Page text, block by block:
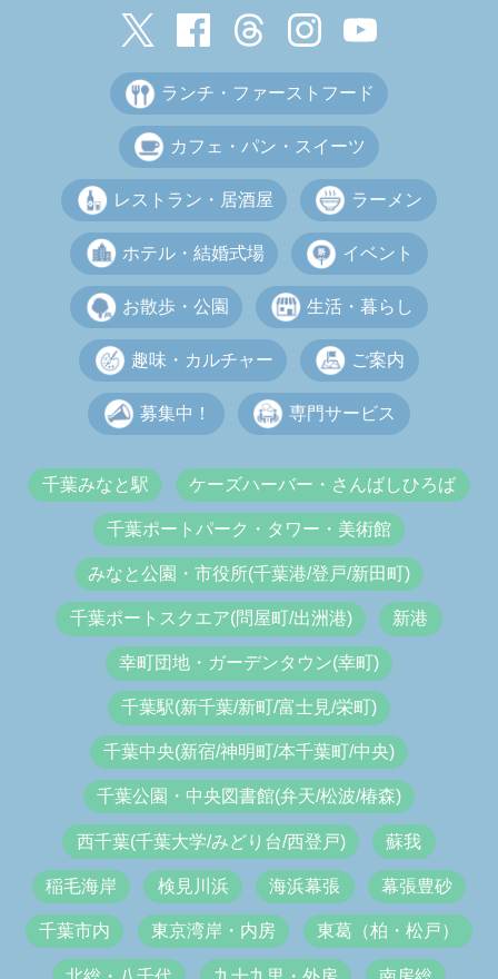
ランチ・ファーストフード
カフェ・パン・スイーツ
レストラン・居酒屋 ラーメン
ホテル・結婚式場 イベント
お散歩・公園 生活・暮らし
趣味・カルチャー ご案内
募集中！ 専門サービス
千葉みなと駅 ケーズハーバー・さんばしひろば
千葉ポートパーク・タワー・美術館
みなと公園・市役所(千葉港/登戸/新田町)
千葉ポートスクエア(問屋町/出洲港) 新港
幸町団地・ガーデンタウン(幸町)
千葉駅(新千葉/新町/富士見/栄町)
千葉中央(新宿/神明町/本千葉町/中央)
千葉公園・中央図書館(弁天/松波/椿森)
西千葉(千葉大学/みどり台/西登戸) 蘇我
稲毛海岸 検見川浜 海浜幕張 幕張豊砂
千葉市内 東京湾岸・内房 東葛（柏・松戸）